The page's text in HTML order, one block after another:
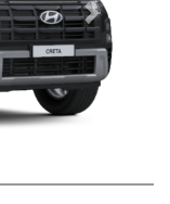
Next